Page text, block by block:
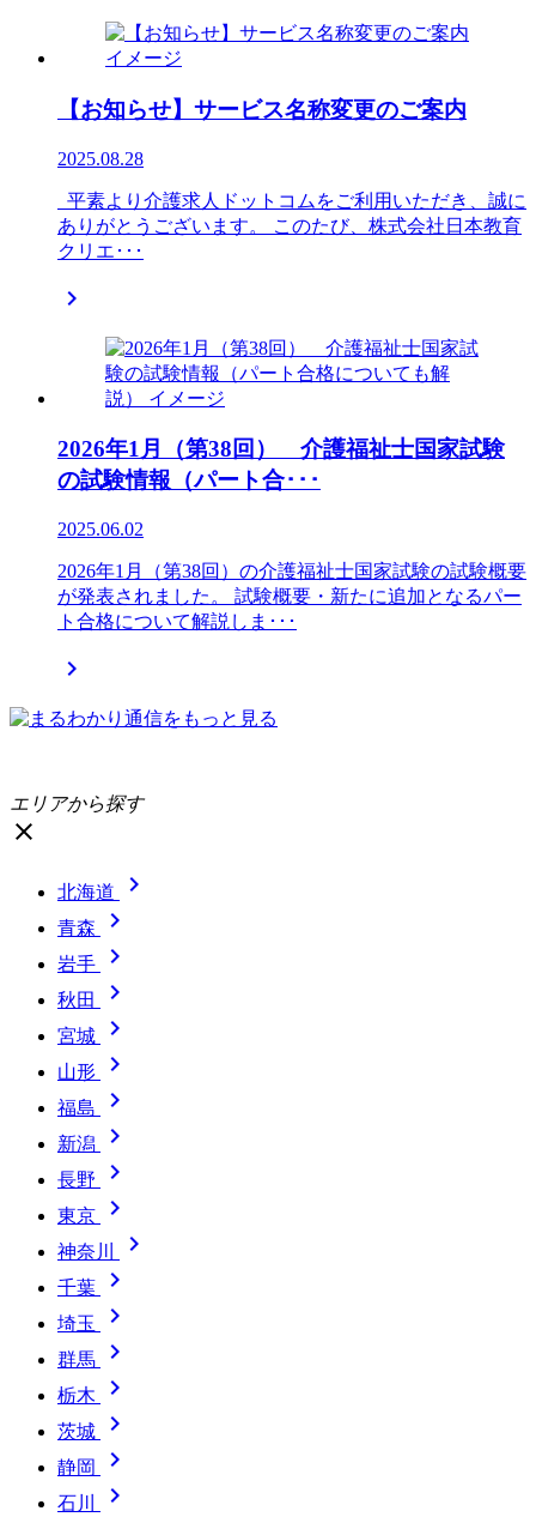
【お知らせ】サービス名称変更のご案内
2025.08.28
平素より介護求人ドットコムをご利用いただき、誠に
ありがとうございます。 このたび、株式会社日本教育
クリエ･･･

2026年1月（第38回） 介護福祉士国家試験
の試験情報（パート合･･･
2025.06.02
2026年1月（第38回）の介護福祉士国家試験の試験概要
が発表されました。 試験概要・新たに追加となるパー
ト合格について解説しま･･･

エリアから探す
close
北海道 
青森 
岩手 
秋田 
宮城 
山形 
福島 
新潟 
長野 
東京 
神奈川 
千葉 
埼玉 
群馬 
栃木 
茨城 
静岡 
石川 